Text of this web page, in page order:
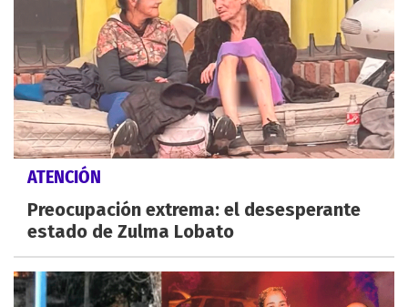
ATENCIÓN
Preocupación extrema: el desesperante
estado de Zulma Lobato